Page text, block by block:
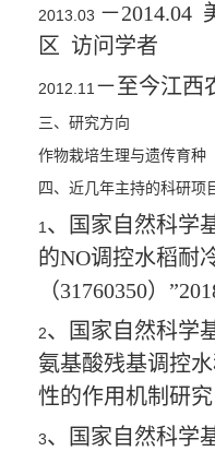
2013.03 －2014.04
区
访问学者
2012.11－至今江西
三、研究方向
作物栽培生理与遗传育种
四、近几年主持的科研项
1、国家自然科学
的NO调控水稻耐
（31760350）”
2、国家自然科学
氨基酸残基调控
性的作用机制研
3、国家自然科学